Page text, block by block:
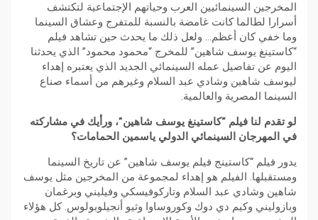
المخرجين السينمائيين العرب وحياتهم الإجتماعية لتكتشف
أسرارا لطالما كانت غامضة بالنسبة للمتفرج وعشاق السينما
وما خفي كان أعظم… ولعل ذلك ما يحدث حين تشاهد فيلم
“كاستينغ يوسف شاهين” للمخرج “محمود محمود” الذي يحدثنا
اليوم عن تفاصيل عمله السينمائي الجديد الذي يعتبره إهداء
ليوسف شاهين وشادي عبد السلام وغيرهم من أسماء صناع
السينما المصرية والعالمية.
لو تقدم لنا فيلم “كاستينغ يوسف شاهين”، ورأيك في مشاركته
في المهرجان السينمائي الدولي ياسمين الحمامات؟
يدور فيلم “كاستينج فيلم يوسف شاهين” عن تاريخ السينما
ومستقبلها. الفيلم هو إهداء لمجموعة من المخرجين مثل يوسف
شاهين وشادي عبد السلام وتاركوفيسكي وفيليني وبرغمان
وبازوليني وكيم دي دوك وكوروساوا وثيو أنجيلوبولوس. كل هؤلاء